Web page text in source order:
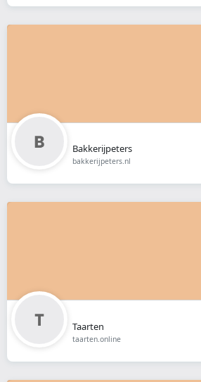
Bakkerijpeters
bakkerijpeters.nl
Taarten
taarten.online